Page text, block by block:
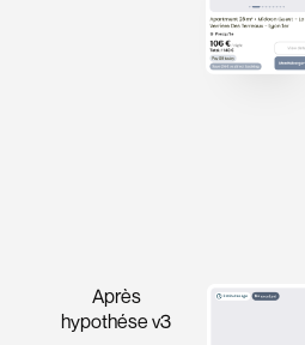
Après
hypothése v3